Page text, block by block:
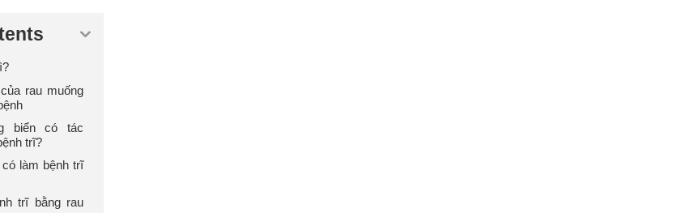
rau muống
biển có tác
trĩ?
làm bệnh trĩ
trĩ bằng rau